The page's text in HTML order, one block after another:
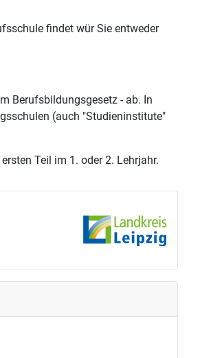
findet wür Sie entweder
Berufsbildungsgesetz - ab. In
(auch "Studieninstitute"
Teil im 1. oder 2. Lehrjahr.